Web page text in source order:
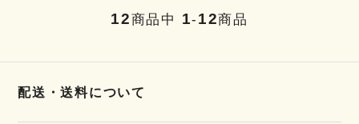
12商品中 1- 12商品
配送・送料について